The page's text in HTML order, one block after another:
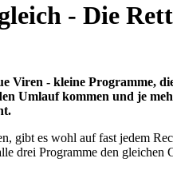
- Die
Viren - kleine Programme,
Umlauf kommen und je
gibt es wohl auf fast jedem
drei Programme den